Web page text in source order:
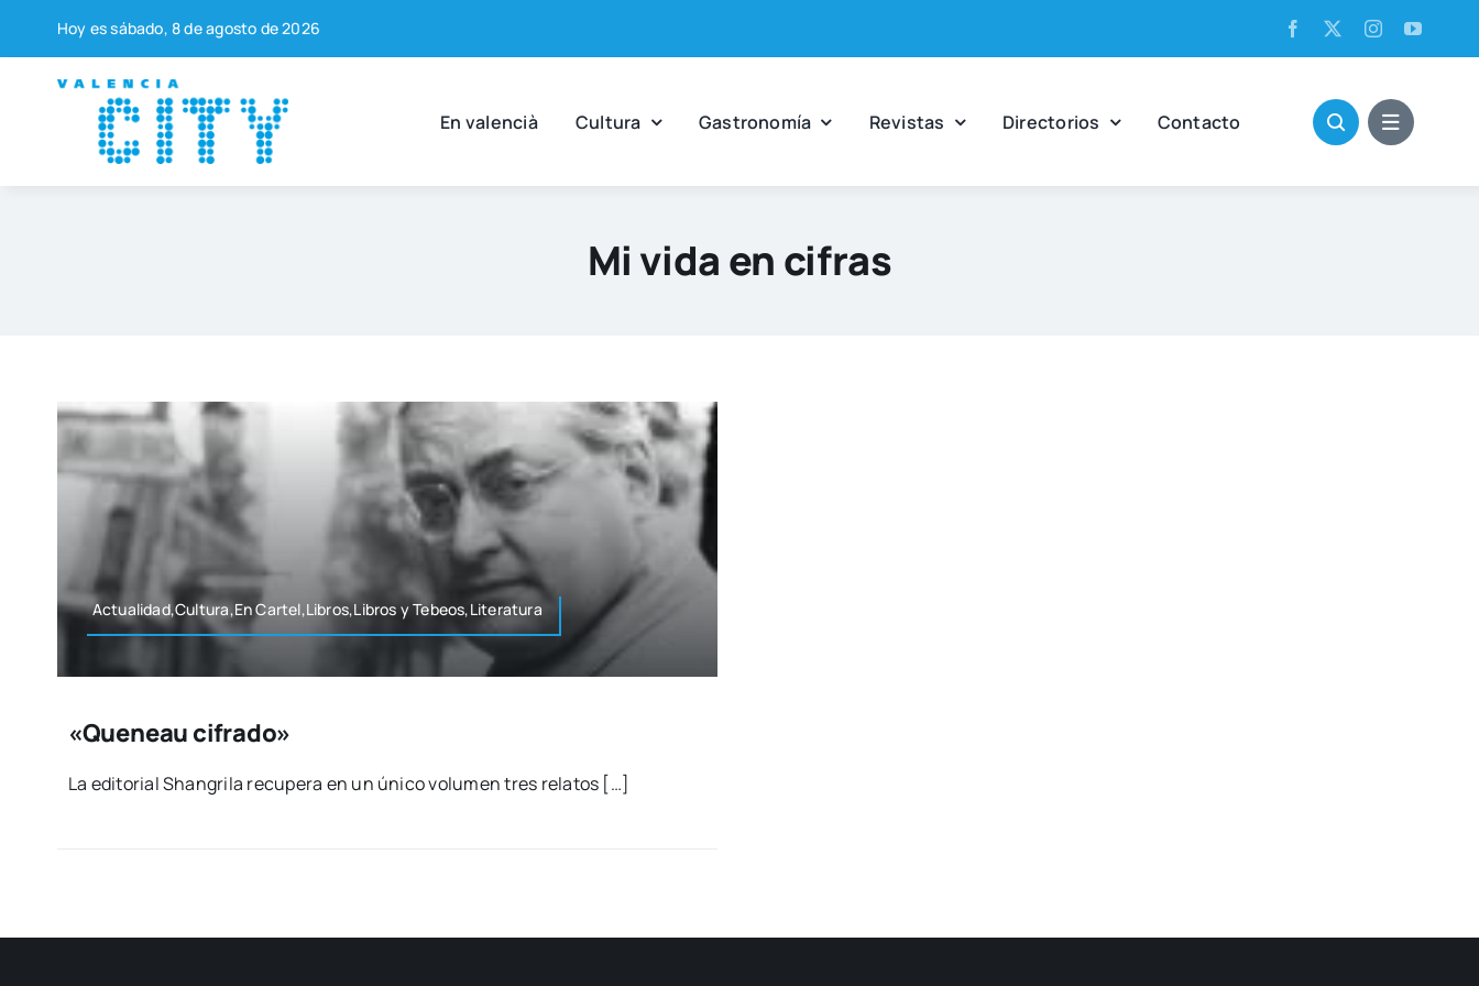
contenido
Hoy es sába­do, 8 de agos­to de 2026
En valen­cià Cul­tu­ra Gas­tro­no­mía Revis­tas Direc­to­rios Con­tac­to
Mi vida en cifras
Actualidad,Cultura,En Cartel,Libros,Libros y Tebeos,Literatura
«Queneau cifrado»
La edi­to­rial Shan­gri­la recu­pe­ra en un úni­co volu­men tres rela­tos […]